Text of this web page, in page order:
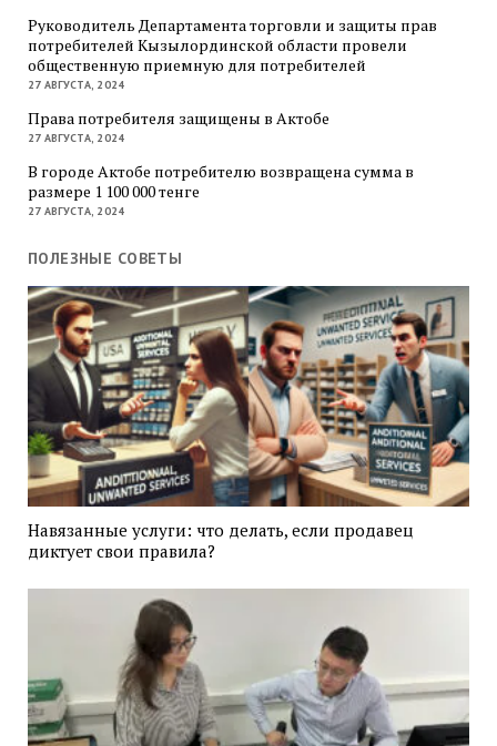
Руководитель Департамента торговли и защиты прав
потребителей Кызылординской области провели
общественную приемную для потребителей
27 АВГУСТА, 2024
Права потребителя защищены в Актобе
27 АВГУСТА, 2024
В городе Актобе потребителю возвращена сумма в
размере 1 100 000 тенге
27 АВГУСТА, 2024
ПОЛЕЗНЫЕ СОВЕТЫ
Навязанные услуги: что делать, если продавец
диктует свои правила?